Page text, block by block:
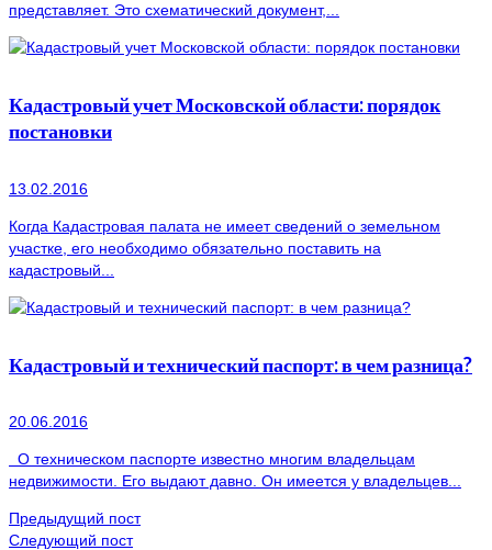
представляет. Это схематический документ,...
Кадастровый учет Московской области: порядок
постановки
13.02.2016
Когда Кадастровая палата не имеет сведений о земельном
участке, его необходимо обязательно поставить на
кадастровый...
Кадастровый и технический паспорт: в чем разница?
20.06.2016
О техническом паспорте известно многим владельцам
недвижимости. Его выдают давно. Он имеется у владельцев...
Предыдущий пост
Следующий пост